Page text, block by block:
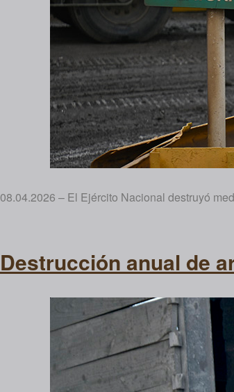
08.04.2026 – El Ejército Nacional destruyó
Destrucción anual de